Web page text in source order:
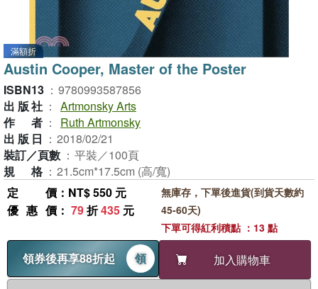
滿額折
Austin Cooper, Master of the Poster
ISBN13 ： 9780993587856
出版社 ： Artmonsky Arts
作者 ：
Ruth Artmonsky
出版日 ： 2018/02/21
裝訂／頁數 ： 平裝／100頁
規格 ： 21.5cm*17.5cm (高/寬)
定價 ：NT$ 550 元
優惠價 ： 79折435 元
領券後再享88折起 領 加入購物車
無庫存，下單後進貨(到貨天數約
45-60天)
下單可得紅利積點 ：13 點